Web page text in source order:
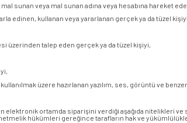
sunan veya mal sunan adına veya hesabına hareket
edinen, kullanan veya yararlanan gerçek ya da tüzel
üzerinden talep eden gerçek ya da tüzel kişiyi,
üzere hazırlanan yazılım, ses, görüntü ve
elektronik ortamda siparişini verdiği aşağıda nitelikleri
hükümleri gereğince tarafların hak ve